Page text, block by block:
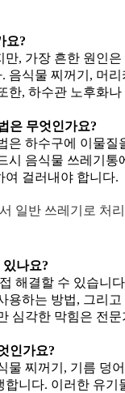
요?
, 가장 흔한 원인은
음식물 찌꺼기, 머리
한, 하수관 노후화나
은 무엇인가요?
은 하수구에 이물질
시 음식물 쓰레기통
여 걸러내야 합니다.
일반 쓰레기로 처
나요?
해결할 수 있습니
용하는 방법, 그리고
심각한 막힘은 전문
인가요?
물 찌꺼기, 기름 덩
합니다. 이러한 유기